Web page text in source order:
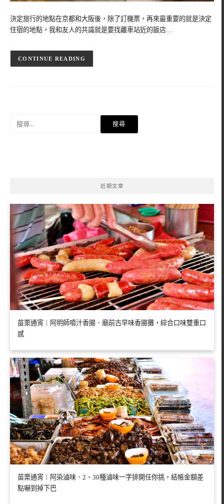
決定旅行的地點在京都和大阪後，除了訂機票，再來最重要的就是決定
住宿的地點，我和友人的共識就是要找離車站近的飯店…
CONTINUE READING
近期文章
苗栗通宵︱阿明師噴汁香腸．廟前古早味香腸攤，綜合口味雙重口
感
苗栗通宵︱阿染滷味．2、30種滷味一字排開任你挑，結帳金額差
點嚇到掉下巴